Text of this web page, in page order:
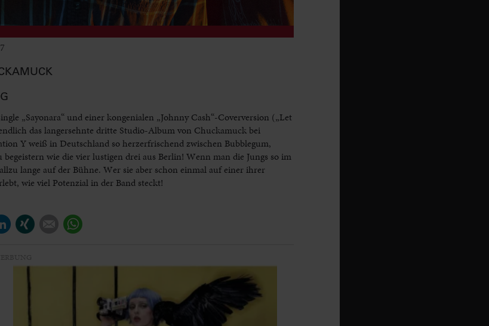
„Sayonara“ und einer kongenialen „Johnny Cash“-Coverversion („Let
das langersehnte dritte Studio-Album von Chuckamuck bei
Y weiß in Deutschland so herzerfrischend zwischen Bubblegum,
wie die vier lustigen drei aus Berlin! Wenn man die Jungs so im
lange auf der Bühne. Wer sie aber schon einmal auf einer ihrer
wie viel Potenzial in der Band steckt!
LinkedIn E-mail